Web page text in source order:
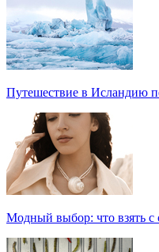
Путешествие в Исландию
Модный выбор: что взять с